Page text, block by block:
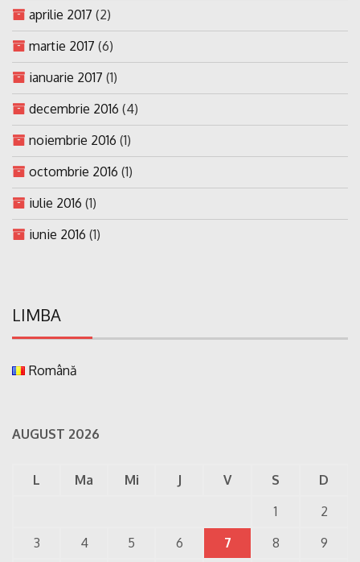
aprilie 2017 (2)
martie 2017 (6)
ianuarie 2017 (1)
decembrie 2016 (4)
noiembrie 2016 (1)
octombrie 2016 (1)
iulie 2016 (1)
iunie 2016 (1)
LIMBA
Română
AUGUST 2026
L Ma Mi J V S
D
1
2
3
4 5 6 7 8 9